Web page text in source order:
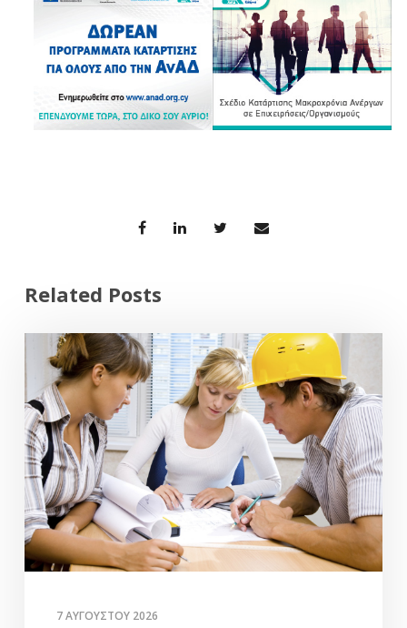
Related Posts
7 ΑΥΓΟΎΣΤΟΥ 2026